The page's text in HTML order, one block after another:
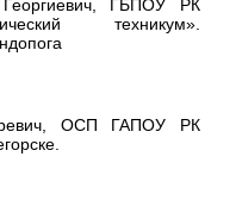
ГБПОУ РК
техникум».
ОСП ГАПОУ РК